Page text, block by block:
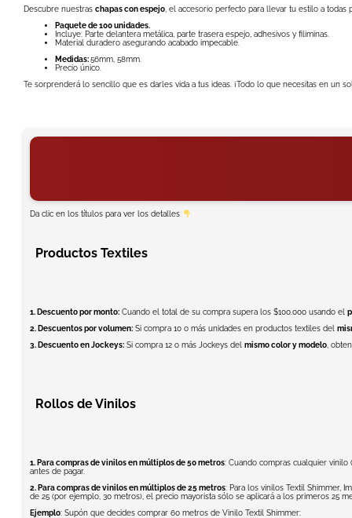
Descubre nuestras chapas con espejo, el accesorio perfecto para llevar tu estilo a todas
Paquete de 100 unidades.
Incluye: Parte delantera metálica, parte trasera espejo, adhesivos y filiminas.
Material duradero asegurando acabado impecable.
Medidas:56mm, 58mm.
Precio único.
Te sorprenderá lo sencillo que es darles vida a tus ideas. ¡Todo lo que necesitas en un
Da clic en los títulos para ver los detalles
Productos Textiles
1. Descuento por monto:Cuando el total de su compra supera los $100.000 usando el
2. Descuentos por volumen:Si compra 10 o más unidades en productos textiles del
3. Descuento en Jockeys:Si compra 12 o más Jockeys del mismo color y modelo,
Rollos de Vinilos
1. Para compras de vinilos en múltiplos de 50 metros: Cuando compras cualquier vinilo
antes de pagar.
2. Para compras de vinilos en múltiplos de 25 metros: Para los vinilos Textil Shimmer,
de 25 (por ejemplo, 30 metros), el precio mayorista sólo se aplicará a los primeros 25
Ejemplo: Supón que decides comprar 60 metros de Vinilo Textil Shimmer: